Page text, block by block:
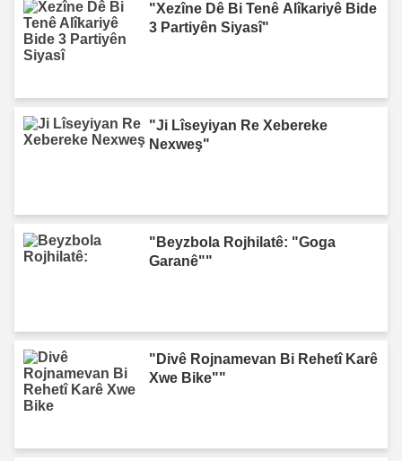
"Xezîne Dê Bi Tenê Alîkariyê Bide
3 Partiyên Siyasî"
"Ji Lîseyiyan Re Xebereke
Nexweş"
"Beyzbola Rojhilatê: "Goga
Garanê""
"Divê Rojnamevan Bi Rehetî Karê
Xwe Bike""